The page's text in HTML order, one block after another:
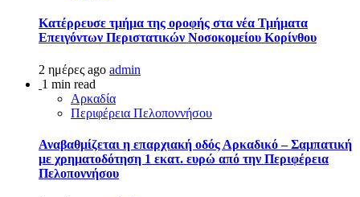
Kατέρρευσε τμήμα της οροφής στα νέα Τμήματα
Επειγόντων Περιστατικών Νοσοκομείου Κορίνθου
2 ημέρες ago admin
1 min read
Αρκαδία
Περιφέρεια Πελοποννήσου
Αναβαθμίζεται η επαρχιακή οδός Αρκαδικό – Σαμπατική
με χρηματοδότηση 1 εκατ. ευρώ από την Περιφέρεια
Πελοποννήσου